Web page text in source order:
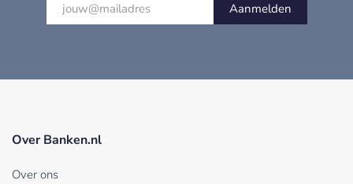
Aanmelden
Over Banken.nl
Over ons